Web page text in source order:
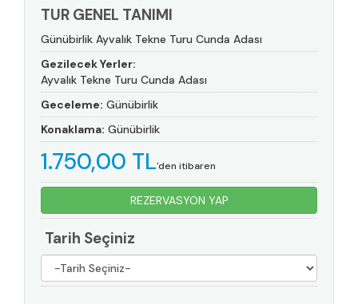
TUR GENEL TANIMI
Günübirlik Ayvalık Tekne Turu Cunda Adası
Gezilecek Yerler:
Ayvalık Tekne Turu Cunda Adası
Geceleme: Günübirlik
Konaklama: Günübirlik
1.750,00 TL'den itibaren
REZERVASYON YAP
Tarih Seçiniz